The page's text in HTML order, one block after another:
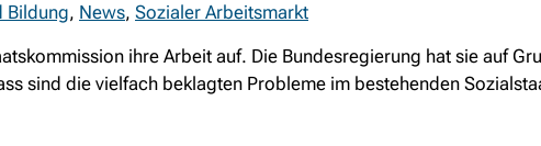
Bildung, News, Sozialer Arbeitsmarkt
ihre Arbeit auf. Die Bundesregierung hat sie auf
sind die vielfach beklagten Probleme im bestehenden